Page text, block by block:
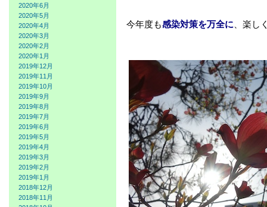
2020年6月
2020年5月
2020年4月
2020年3月
2020年2月
2020年1月
2019年12月
2019年11月
2019年10月
2019年9月
2019年8月
2019年7月
2019年6月
2019年5月
2019年4月
2019年3月
2019年2月
2019年1月
2018年12月
2018年11月
今年度も感染対策を万全に 、楽し